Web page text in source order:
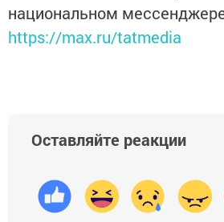
национальном
https://max.ru/tatmedia
Оставляйте реакции